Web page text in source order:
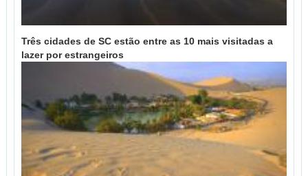
Três cidades de SC estão entre as 10 mais visitadas a
lazer por estrangeiros